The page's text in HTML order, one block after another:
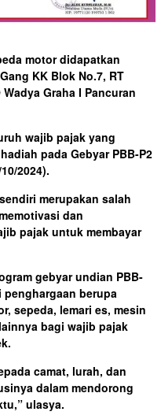
motor didapatkan
KK Blok No.7, RT
Graha I Pancuran
wajib pajak yang
pada Gebyar PBB-P2
2024).
merupakan salah
dan
pajak untuk membayar
gebyar undian PBB-
penghargaan berupa
sepeda, lemari es, mesin
bagi wajib pajak
camat, lurah, dan
dalam mendorong
ulasya.